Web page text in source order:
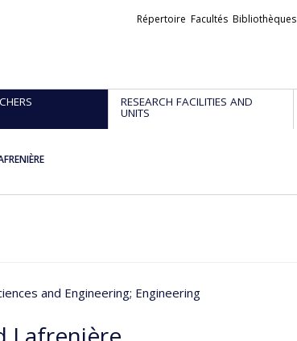
Liens
Répertoire Facultés Bibliothèques
RESEARCH FACILITIES AND
UNITS
and Engineering; Engineering